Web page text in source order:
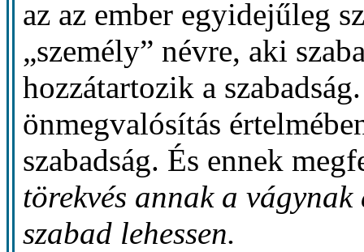
az az ember egyidejűleg
„személy” névre, aki
hozzátartozik a
önmegvalósítás
szabadság. És ennek
törekvés annak a
szabad lehessen.